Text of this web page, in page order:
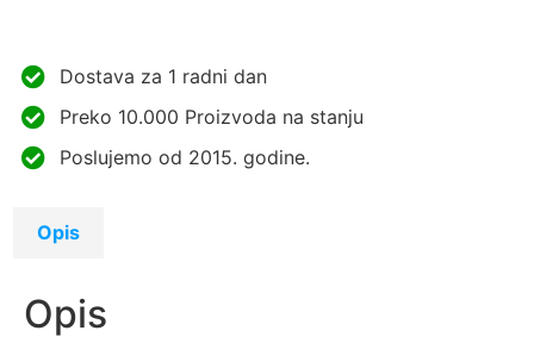
Dostava za 1 radni dan
Preko 10.000 Proizvoda na stanju
Poslujemo od 2015. godine.
Opis
Opis